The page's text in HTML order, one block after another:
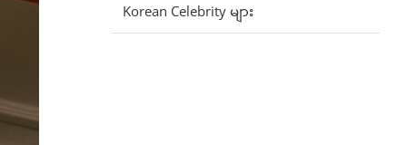
Korean Celebrity များ